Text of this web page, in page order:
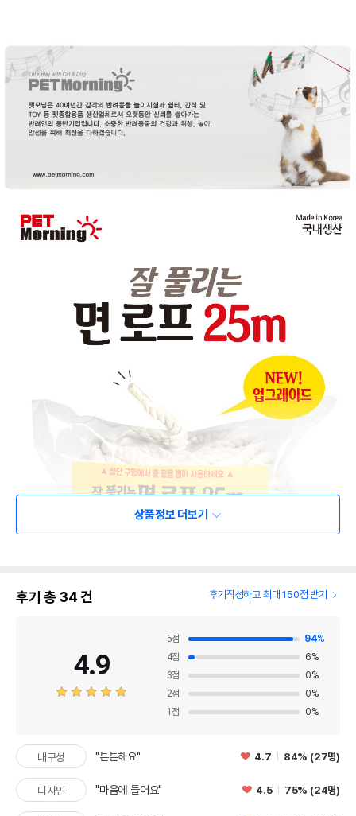
상품정보 더보기
후기 총 34건 후기작성하고 최대 150점 받기
4.9
5점 94%
4점 6%
3점 0%
2점 0%
1 점 0%
내구성 "튼튼해요" 4.7 84% (27명)
디자인 "마음에 들어요" 4.5 75% (24명)